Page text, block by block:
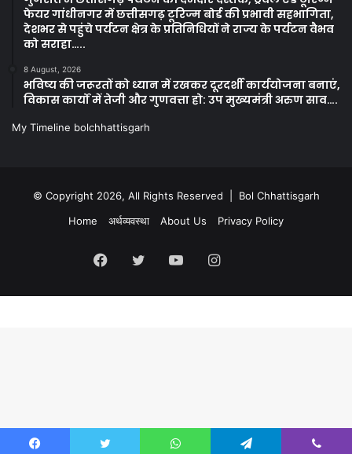
फेयर गांधीनगर में छत्तीसगढ़ टूरिज्म बोर्ड की प्रभावी सहभागिता,
देशभर से पहुंचे पर्यटन क्षेत्र के प्रतिनिधियों ने राज्य के पर्यटन वैभव
को सराहा…..
8 August, 2026
भविष्य की जरूरतों को ध्यान में रखकर दूरदर्शी कार्ययोजना बनाएं,
विकास कार्यों में तेजी और गुणवत्ता हो: उप मुख्यमंत्री अरुण साव….
My Timeline bolchhattisgarh
© Copyright 2026, All Rights Reserved | Bol Chhattisgarh
Home
अर्थव्यवस्था About Us Privacy Policy
Facebook
Twitter YouTubeInstagram